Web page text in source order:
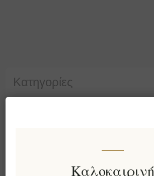
Κατηγορίες
Πληροφορίες
Καλοκαιρινή